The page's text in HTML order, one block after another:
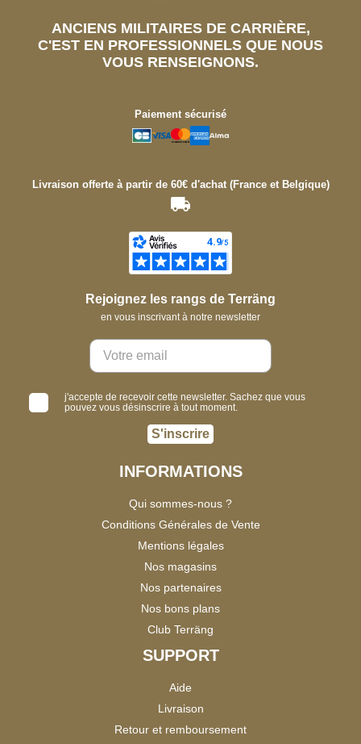
ANCIENS MILITAIRES DE CARRIÈRE,
C'EST EN PROFESSIONNELS QUE NOUS
VOUS RENSEIGNONS.
Paiement sécurisé
Livraison offerte à partir de 60€ d'achat (France et Belgique)
Rejoignez les rangs de Terräng
en vous inscrivant à notre newsletter
j'accepte de recevoir cette newsletter. Sachez que vous
pouvez vous désinscrire à tout moment.
S'inscrire
INFORMATIONS
Qui sommes-nous ?
Conditions Générales de Vente
Mentions légales
Nos magasins
Nos partenaires
Nos bons plans
Club Terräng
SUPPORT
Aide
Livraison
Retour et remboursement